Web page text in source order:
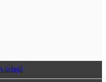
údajů